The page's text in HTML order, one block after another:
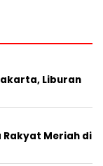
Liburan
Rakyat Meriah di